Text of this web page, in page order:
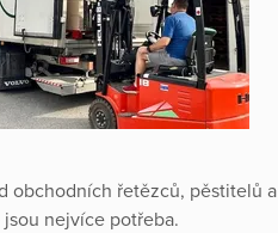
obchodních řetězců, pěstitelů a
nejvíce potřeba.